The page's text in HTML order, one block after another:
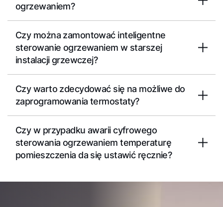
ogrzewaniem?
Czy można zamontować inteligentne
sterowanie ogrzewaniem w starszej
instalacji grzewczej?
Czy warto zdecydować się na możliwe do
zaprogramowania termostaty?
Czy w przypadku awarii cyfrowego
sterowania ogrzewaniem temperaturę
pomieszczenia da się ustawić ręcznie?